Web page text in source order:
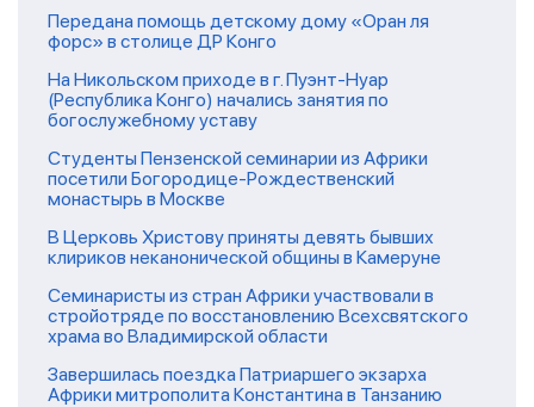
Передана помощь детскому дому «Оран ля
форс» в столице ДР Конго
На Никольском приходе в г. Пуэнт-Нуар
(Республика Конго) начались занятия по
богослужебному уставу
Студенты Пензенской семинарии из Африки
посетили Богородице-Рождественский
монастырь в Москве
В Церковь Христову приняты девять бывших
клириков неканонической общины в Камеруне
Семинаристы из стран Африки участвовали в
стройотряде по восстановлению Всехсвятского
храма во Владимирской области
Завершилась поездка Патриаршего экзарха
Африки митрополита Константина в Танзанию